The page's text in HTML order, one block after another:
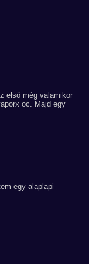
első még valamikor
oc. Majd egy
egy alaplapi